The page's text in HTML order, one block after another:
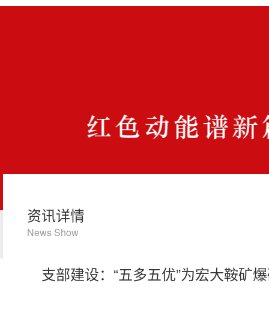
资讯详情
News Show
支部建设：“五多五优”为宏大鞍